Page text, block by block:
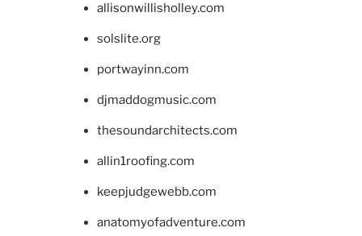
allisonwillisholley.com
solslite.org
portwayinn.com
djmaddogmusic.com
thesoundarchitects.com
allin1roofing.com
keepjudgewebb.com
anatomyofadventure.com